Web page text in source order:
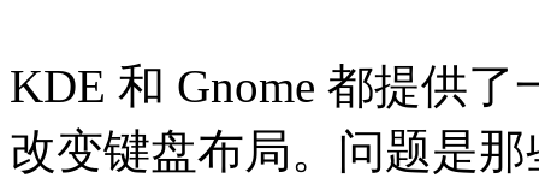
KDE 和 Gnome 都提供
改变键盘布局。问题是